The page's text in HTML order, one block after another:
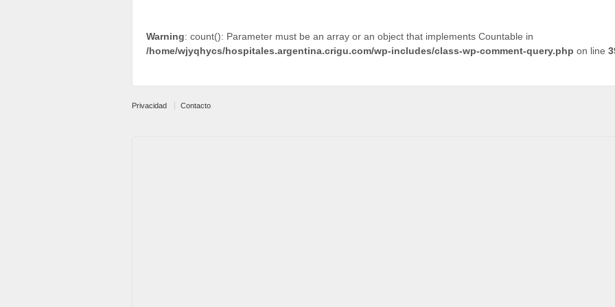
Warning: count(): Parameter must be an array or an object that implements Countable in
/home/wjyqhycs/hospitales.argentina.crigu.com/wp-includes/class-wp-comment-query.php on line
Privacidad Contacto